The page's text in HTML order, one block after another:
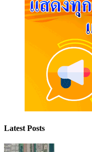
Latest Posts